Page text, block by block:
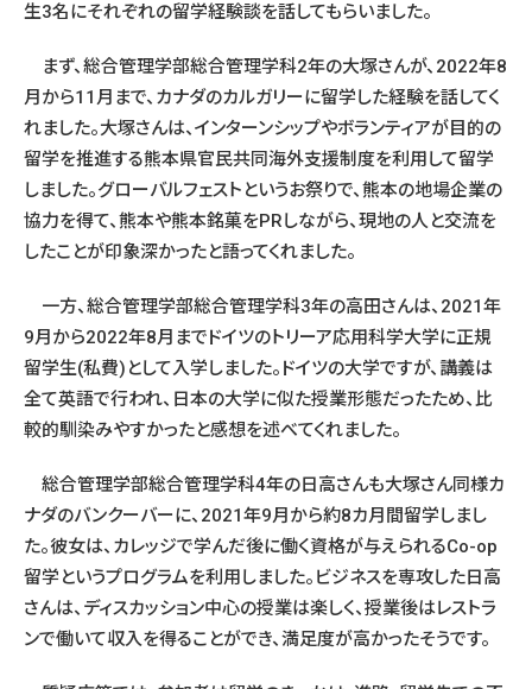
生3名にそれぞれの留学経験談を話してもらいました。
まず、総合管理学部総合管理学科2年の大塚さんが、2022年8
月から11月まで、カナダのカルガリーに留学した経験を話してく
れました。大塚さんは、インターンシップやボランティアが目的の
留学を推進する熊本県官民共同海外支援制度を利用して留学
しました。グローバルフェストというお祭りで、熊本の地場企業の
協力を得て、熊本や熊本銘菓をPRしながら、現地の人と交流を
したことが印象深かったと語ってくれました。
一方、総合管理学部総合管理学科3年の高田さんは、2021年
9月から2022年8月までドイツのトリーア応用科学大学に正規
留学生(私費)として入学しました。ドイツの大学ですが、講義は
全て英語で行われ、日本の大学に似た授業形態だったため、比
較的馴染みやすかったと感想を述べてくれました。
総合管理学部総合管理学科4年の日高さんも大塚さん同様カ
ナダのバンクーバーに、2021年9月から約8カ月間留学しまし
た。彼女は、カレッジで学んだ後に働く資格が与えられるCo-op
留学というプログラムを利用しました。ビジネスを専攻した日高
さんは、ディスカッション中心の授業は楽しく、授業後はレストラ
ンで働いて収入を得ることができ、満足度が高かったそうです。